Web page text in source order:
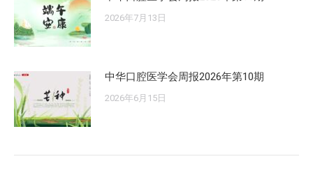
2026年7月13日
中华口腔医学会周报2026年第10期
2026年6月15日